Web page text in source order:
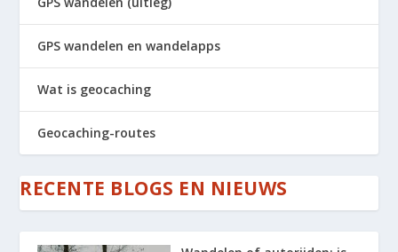
GPS wandelen en wandelapps
Wat is geocaching
Geocaching-routes
RECENTE BLOGS EN NIEUWS